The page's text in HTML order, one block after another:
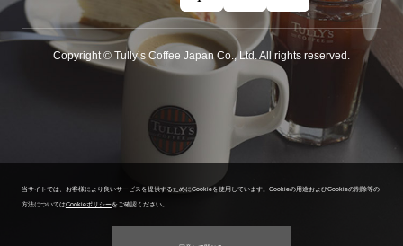
Copyright © Tullyʼs Coffee Japan Co., Ltd. All rights reserved.
当サイトでは、お客様により良いサービスを提供するためにCookieを使用しています。 Cookieの用途およびCookieの削除等の
方法についてはCookieポリシーをご確認ください。